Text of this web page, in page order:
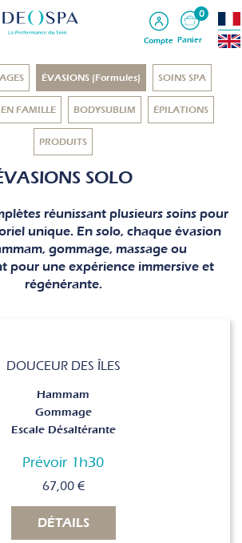
Compte
0
Panier
ÉVASIONS (Formules) SOINS SPA
EN FAMILLE BODYSUBLIM ÉPILATIONS
PRODUITS
SOLO
réunissant plusieurs soins pour
unique. En solo, chaque évasion
gommage, massage ou
pour une expérience immersive et
régénérante.
DOUCEUR DES ÎLES
Hammam
Gommage
Escale Désaltérante
Prévoir 1h30
67,00 €
DÉTAILS